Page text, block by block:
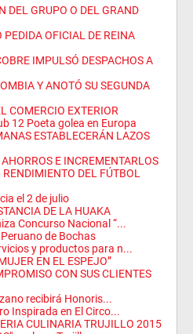
DEL GRUPO O DEL GRAND
PEDIDA OFICIAL DE REINA
IMPULSÓ DESPACHOS A
Y ANOTÓ SU SEGUNDA
COMERCIO EXTERIOR
12 Poeta golea en Europa
ESTABLECERÁN LAZOS
E INCREMENTARLOS
DEL FÚTBOL
el 2 de julio
DE LA HUAKA
Concurso Nacional “...
de Bochas
y productos para n...
EN EL ESPEJO”
CON SUS CLIENTES
recibirá Honoris...
Inspirada en El Circo...
CULINARIA TRUJILLO 2015